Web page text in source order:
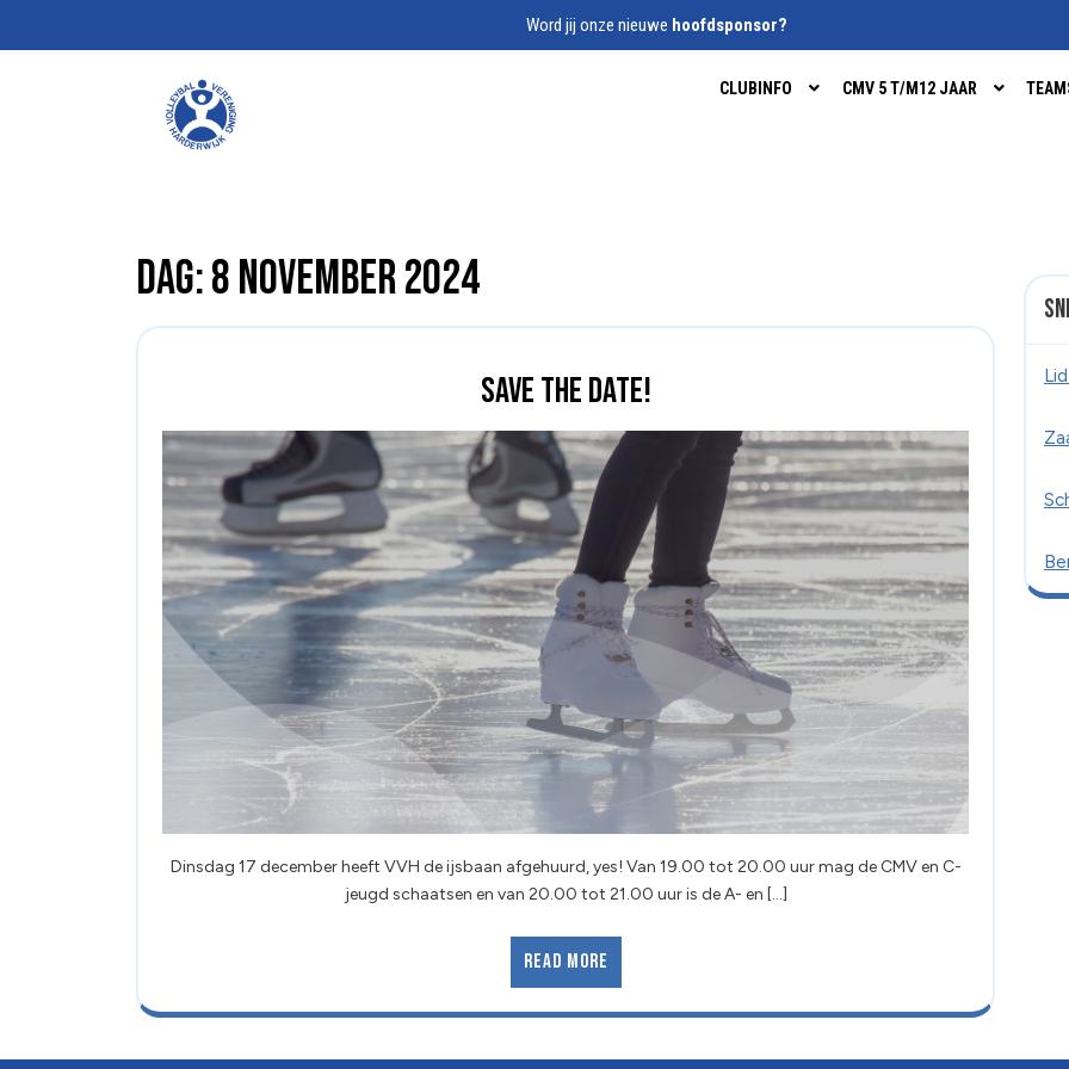
Word jij onze nieuwe hoofdsponsor?
CLUBINFO CMV 5 T/M12 JAAR
Dag:8 november 2024
Save the date!
Dinsdag 17 december heeft VVH de ijsbaan afgehuurd, yes! Van 19.00 tot 20.00 uur mag de CMV en C-
jeugd schaatsen en van 20.00 tot 21.00 uur is de A- en [...]
Read More